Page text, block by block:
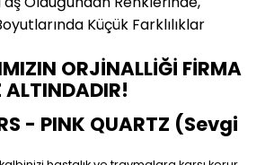
Küçük Farklılıklar
ORJİNALLİĞİ FİRMA
ALTINDADIR!
- PINK QUARTZ (Sevgi